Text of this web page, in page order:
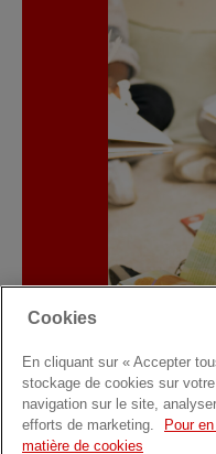
Cookies
En cliquant sur « Accepter
stockage de cookies sur
navigation sur le site,
efforts de marketing.
Pour
matière de cookies